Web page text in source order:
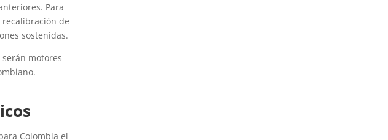
Para
de
sostenidas.
motores
Colombia el